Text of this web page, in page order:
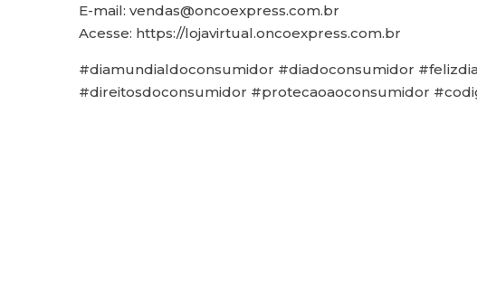
E-mail: vendas@oncoexpress.com.br
Acesse: https://lojavirtual.oncoexpress.com.br
#diamundialdoconsumidor #diadoconsumidor
#direitosdoconsumidor #protecaoaoconsumidor